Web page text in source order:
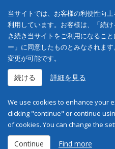
当サイトでは、お客様の利便性向
利用しています。お客様は、「続
き続き当サイトをご利用になるこ
ー」に同意したものとみなされま
変更が可能です。
続ける 詳細を見る
We use cookies to enhance your
clicking "continue" or continue
of cookies. You can change the
Continue Find more